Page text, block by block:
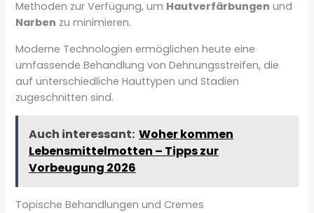
Methoden zur Verfügung, um Hautverfärbungen und
Narben zu minimieren.
Moderne Technologien ermöglichen heute eine
umfassende Behandlung von Dehnungsstreifen, die
auf unterschiedliche Hauttypen und Stadien
zugeschnitten sind.
Auch interessant: Woher kommen
Lebensmittelmotten – Tipps zur
Vorbeugung 2026
Topische Behandlungen und Cremes